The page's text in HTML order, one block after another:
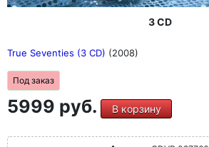
3 CD
True Seventies (3 CD) (2008)
Под заказ
5999 руб. В корзину